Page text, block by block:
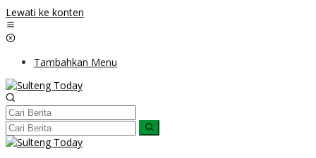
Lewati ke konten
Tambahkan Menu